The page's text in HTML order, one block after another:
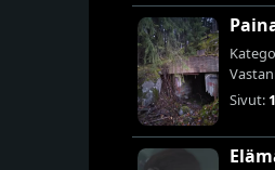
Sivut: 1